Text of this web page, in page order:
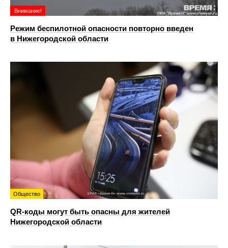
Внимание!
Режим беспилотной опасности повторно введен
в Нижегородской области
Общество
QR-коды могут быть опасны для жителей
Нижегородской области